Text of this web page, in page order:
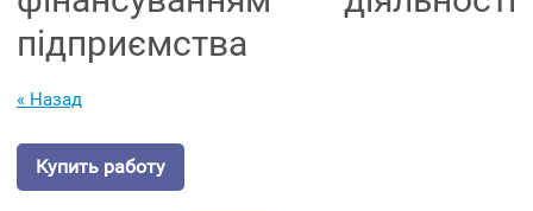
підприємства
« Назад
Купить работу